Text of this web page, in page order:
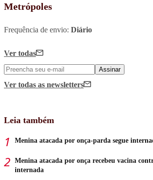
Metrópoles
Frequência de envio: Diário
Ver todas
Assinar
Ver todas as newsletters
Leia também
Menina atacada por onça-parda segue
Menina atacada por onça recebeu vacina
internada